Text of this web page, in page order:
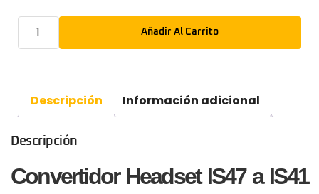
Añadir Al Carrito
Descripción Información adicional
Descripción
Convertidor Headset IS47 a IS41